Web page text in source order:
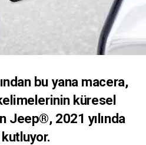
bu yana macera,
küresel
Jeep®, 2021 yılında